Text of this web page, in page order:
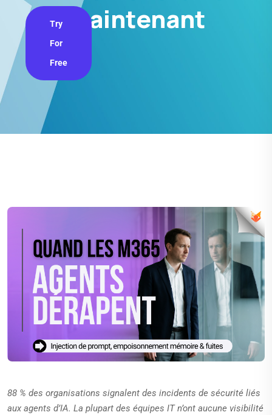
Try
For
Free
maintenant
88 % des organisations signalent des incidents de sécurité liés
aux agents d’IA. La plupart des équipes IT n’ont aucune visibilité